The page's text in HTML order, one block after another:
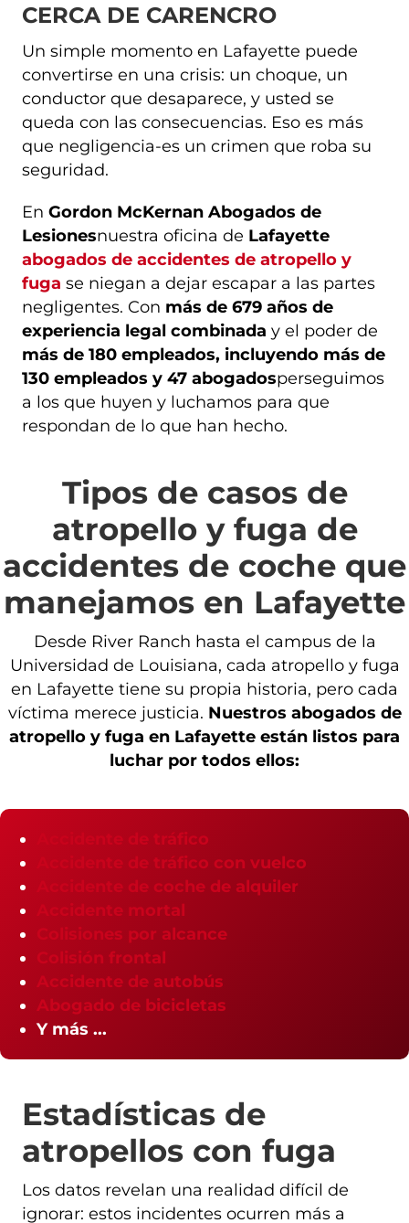
CERCA DE CARENCRO
Un simple momento en Lafayette puede
convertirse en una crisis: un choque, un
conductor que desaparece, y usted se
queda con las consecuencias. Eso es más
que negligencia-es un crimen que roba su
seguridad.
En Gordon McKernan Abogados de
Lesionesnuestra oficina de Lafayette
abogados de accidentes de atropello y
fuga se niegan a dejar escapar a las partes
negligentes. Con más de 679 años de
experiencia legal combinada y el poder de
más de 180 empleados, incluyendo más de
130 empleados y 47 abogadosperseguimos
a los que huyen y luchamos para que
respondan de lo que han hecho.
Tipos de casos de
atropello y fuga de
accidentes de coche que
manejamos en Lafayette
Desde River Ranch hasta el campus de la
Universidad de Louisiana, cada atropello y fuga
en Lafayette tiene su propia historia, pero cada
víctima merece justicia. Nuestros abogados de
atropello y fuga en Lafayette están listos para
luchar por todos ellos:
Accidente de tráfico
Accidente de tráfico con vuelco
Accidente de coche de alquiler
Accidente mortal
Colisiones por alcance
Colisión frontal
Accidente de autobús
Abogado de bicicletas
Y más ...
Estadísticas de
atropellos con fuga
Los datos revelan una realidad difícil de
ignorar: estos incidentes ocurren más a